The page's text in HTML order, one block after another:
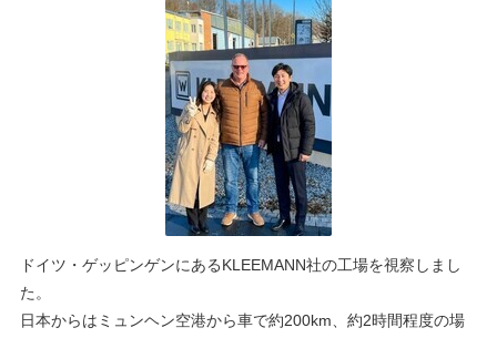
ドイツ・ゲッピンゲンにあるKLEEMANN社の工場を視察しまし
た。
日本からはミュンヘン空港から車で約200km、約2時間程度の場